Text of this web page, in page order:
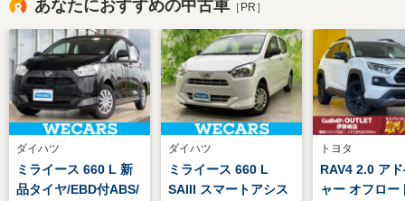
あなたにおすすめの中古車 ［PR］
ダイハツ
ミライース 660 L 新
品タイヤ/EBD付ABS/
ダイハツ
ミライース 660 L
SAIII スマートアシス
トヨタ
RAV4 2.0 ア
ャー オフロー